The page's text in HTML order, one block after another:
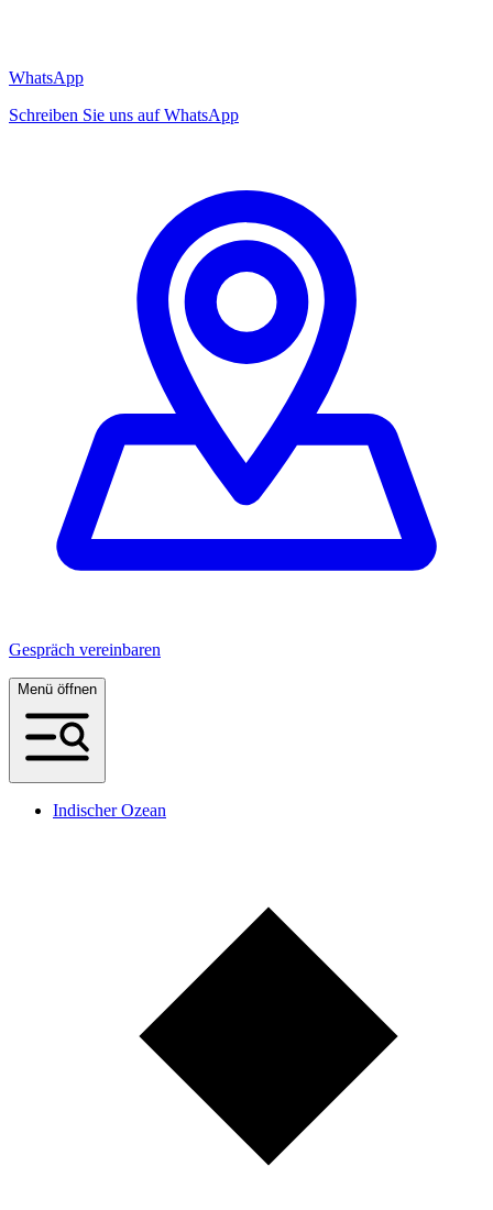
WhatsApp
Schreiben Sie uns auf WhatsApp
Gespräch vereinbaren
Menü öffnen
Indischer Ozean